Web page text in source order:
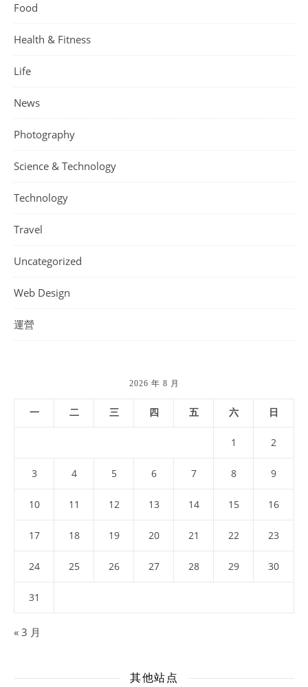
Food
Health & Fitness
Life
News
Photography
Science & Technology
Technology
Travel
Uncategorized
Web Design
運營
2026 年 8 月
一 二 三 四 五 六 日
1 2
3 4 5 6 7 8 9
10 11 12 13 14 15 16
17 18 19 20 21 22 23
24 25 26 27 28 29 30
31
« 3 月
其他站点